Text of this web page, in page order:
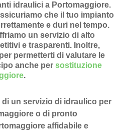
idraulici a Portomaggiore.
che il tuo impianto
e duri nel tempo.
unservizio di alto
e trasparenti. Inoltre,
permetterti di valutare le
anche persostituzione
.
di un servizio di idraulico per
o di pronto
affidabile e